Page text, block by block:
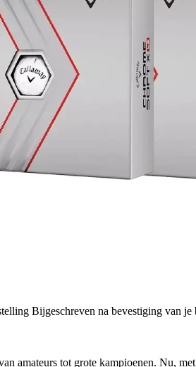
Bijgeschreven na bevestiging van je
amateurs tot grote kampioenen. Nu,